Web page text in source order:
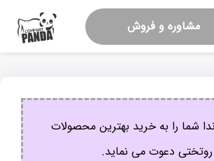
مشاوره و فروش
شما را به خرید بهترین محصولات
روتختی دعوت می نماید.